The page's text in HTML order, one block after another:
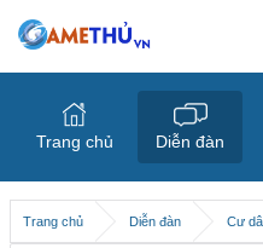
Trang chủ Diễn đàn Cư
Trang chủ Diễn đàn